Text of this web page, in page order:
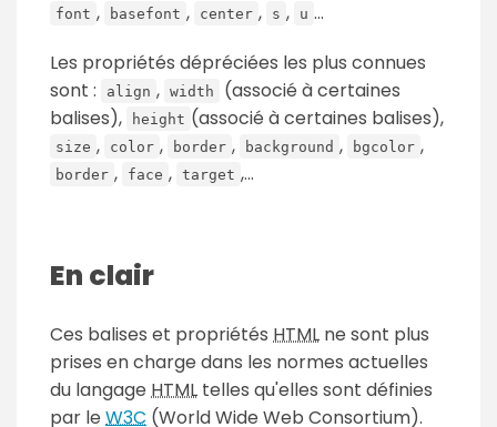
font , basefont , center , s , u ...
Les propriétés dépréciées les plus connues
sont :
align , width
(associé à certaines
balises),
height (associé à certaines balises),
size , color , border , background , bgcolor ,
border , face , target ,...
En clair
Ces balises et propriétés HTML ne sont plus
prises en charge dans les normes actuelles
du langage HTML telles qu'elles sont définies
par le W3C (World Wide Web Consortium).